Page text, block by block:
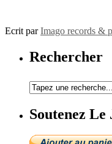
Ecrit parImago records &
Rechercher
Soutenez Le